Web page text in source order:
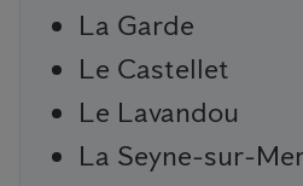
La Garde
Le Castellet
Le Lavandou
La Seyne-sur-